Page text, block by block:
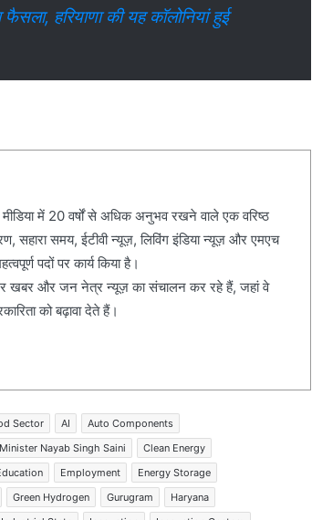
हरियाणा की यह कॉलोनियां हुई
में 20 वर्षों से अधिक अनुभव रखने वाले एक वरिष्ठ
सहारा समय, ईटीवी न्यूज़, लिविंग इंडिया न्यूज़ और एमएच
पदों पर कार्य किया है।
खबर और जन नेत्र न्यूज़ का संचालन कर रहे हैं, जहां वे
को बढ़ावा देते हैं।
Sector AI
Auto Components
Nayab Singh Saini
Clean Energy
Employment
Energy Storage
Green Hydrogen Gurugram
Haryana